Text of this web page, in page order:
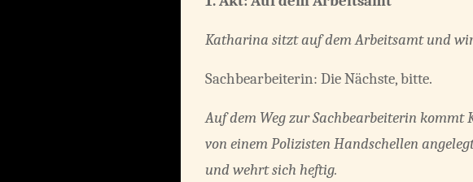
Katharina sitzt auf dem Arbeitsamt und
Sachbearbeiterin: Die Nächste, bitte.
Auf dem Weg zur Sachbearbeiterin
von einem Polizisten Handschellen
und wehrt sich heftig.